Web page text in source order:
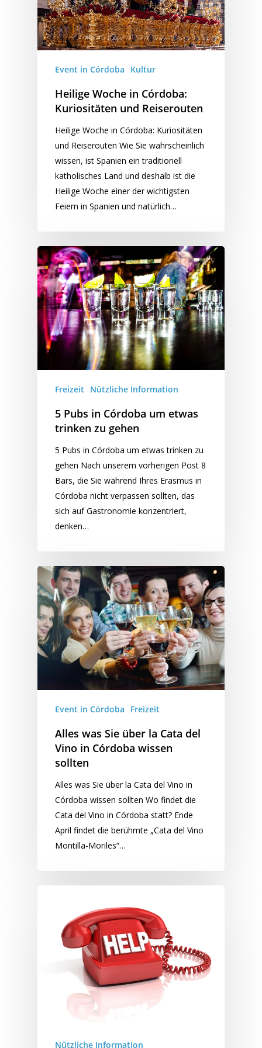
Event in Córdoba Kultur
Heilige Woche in Córdoba:
Kuriositäten und Reiserouten
Heilige Woche in Córdoba: Kuriositäten
und Reiserouten Wie Sie wahrscheinlich
wissen, ist Spanien ein traditionell
katholisches Land und deshalb ist die
Heilige Woche einer der wichtigsten
Feiern in Spanien und natürlich…
Freizeit Nützliche Information
5 Pubs in Córdoba um etwas
trinken zu gehen
5 Pubs in Córdoba um etwas trinken zu
gehen Nach unserem vorherigen Post 8
Bars, die Sie während Ihres Erasmus in
Córdoba nicht verpassen sollten, das
sich auf Gastronomie konzentriert,
denken…
Event in Córdoba Freizeit
Alles was Sie über la Cata del
Vino in Córdoba wissen
sollten
Alles was Sie über la Cata del Vino in
Córdoba wissen sollten Wo findet die
Cata del Vino in Córdoba statt? Ende
April findet die berühmte „Cata del Vino
Montilla-Moriles“…
Nützliche Information